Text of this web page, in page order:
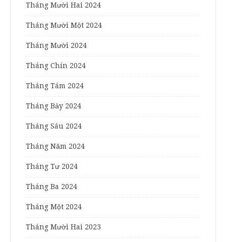
Tháng Mười Hai 2024
Tháng Mười Một 2024
Tháng Mười 2024
Tháng Chín 2024
Tháng Tám 2024
Tháng Bảy 2024
Tháng Sáu 2024
Tháng Năm 2024
Tháng Tư 2024
Tháng Ba 2024
Tháng Một 2024
Tháng Mười Hai 2023